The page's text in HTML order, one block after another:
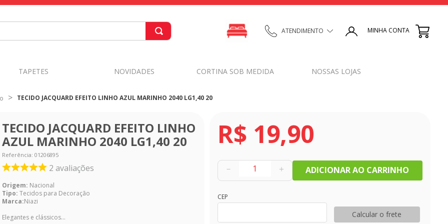
ATENDIMENTO MINHA CONTA
TAPETES NOVIDADES CORTINA SOB MEDIDA NOSSAS LOJAS
TECIDO JACQUARD EFEITO LINHO AZUL MARINHO 2040 LG1,40 20
TECIDO JACQUARD EFEITO LINHO
AZUL MARINHO 2040 LG1,40 20
Referência: 01206895
2 avaliações
Origem: Nacional
Tipo: Tecidos para Decoração
Marca:Niazi
Elegantes e clássicos...
R$ 19,90
＋
－ ADICIONAR AO CARRINHO
CEP
Calcular o frete